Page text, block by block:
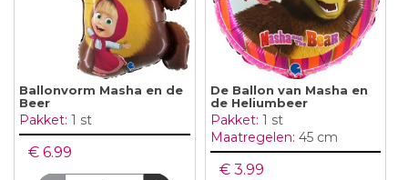
Ballonvorm Masha en de
Beer
Pakket: 1 st
€ 6.99
De Ballon van Masha en
de Heliumbeer
Pakket: 1 st
Maatregelen: 45 cm
€ 3.99